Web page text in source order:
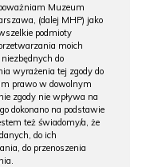
Muzeum
(dalej MHP) jako
podmioty
moich
do
wyrażenia tej zgody do
prawo w dowolnym
zgody nie wpływa na
dokonano na podstawie
też świadomy/a, że
do ich
do przenoszenia